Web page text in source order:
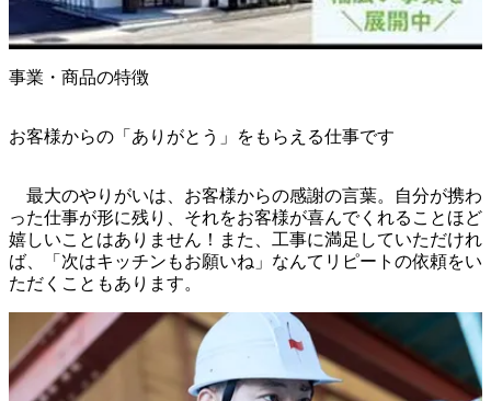
事業・商品の特徴
お客様からの「ありがとう」をもらえる仕事です
最大のやりがいは、お客様からの感謝の言葉。自分が携わ
った仕事が形に残り、それをお客様が喜んでくれることほど
嬉しいことはありません！また、工事に満足していただけれ
ば、「次はキッチンもお願いね」なんてリピートの依頼をい
ただくこともあります。